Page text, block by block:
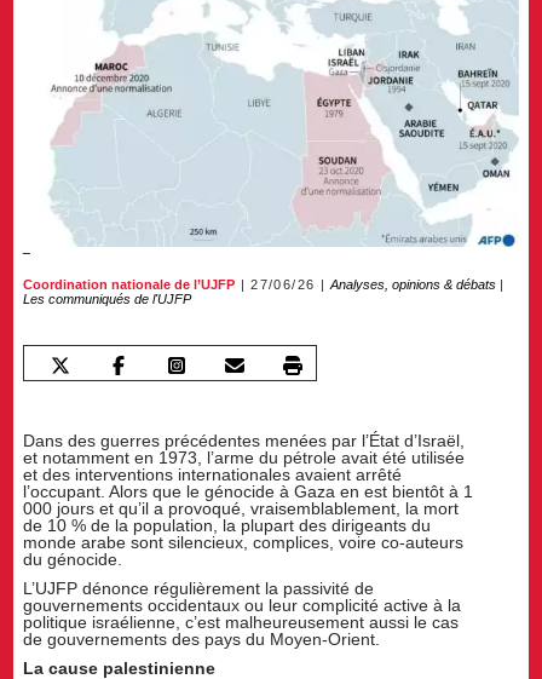
Coordination nationale de l’UJFP 27/06/26 Analyses, opinions & débats |
Les communiqués de l'UJFP
Dans des guerres précédentes menées par l’État d’Israël,
et notamment en 1973, l’arme du pétrole avait été utilisée
et des interventions internationales avaient arrêté
l’occupant. Alors que le génocide à Gaza en est bientôt à 1
000 jours et qu’il a provoqué, vraisemblablement, la mort
de 10 % de la population, la plupart des dirigeants du
monde arabe sont silencieux, complices, voire co-auteurs
du génocide.
L’UJFP dénonce régulièrement la passivité de
gouvernements occidentaux ou leur complicité active à la
politique israélienne, c’est malheureusement aussi le cas
de gouvernements des pays du Moyen-Orient.
La cause palestinienne